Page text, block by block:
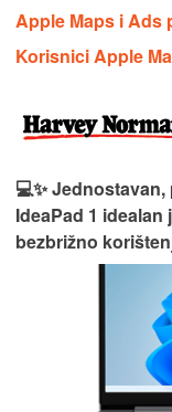
Apple Maps i Ads
Korisnici Apple
💻✨
IdeaPad 1
bezbrižno